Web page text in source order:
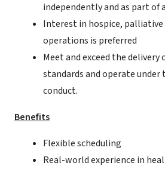
independently and as part of
Interest in hospice,
operations is preferred
Meet and exceed the delivery
standards and operate under
conduct.
Benefits
Flexible scheduling
Real-world experience in